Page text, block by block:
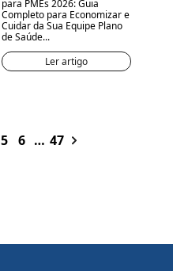
para PMEs 2026: Guia
Completo para Economizar e
Cuidar da Sua Equipe Plano
de Saúde...
Ler artigo
5 6 … 47